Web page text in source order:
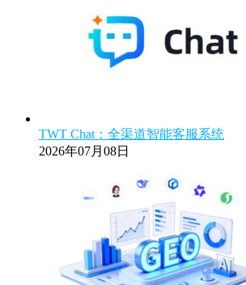
TWT Chat：全渠道智能客服系统
2026年07月08日